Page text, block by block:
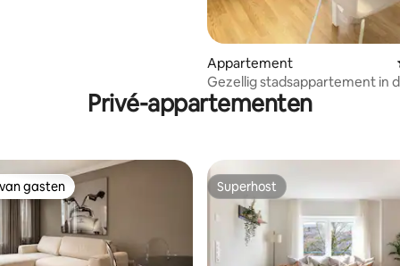
van 5 op 5, 30 recensies Appartement
Gezellig stadsappartement in
van het meer en de opera
Privé-appartementen
gasten
gasten Superhost
Superhost